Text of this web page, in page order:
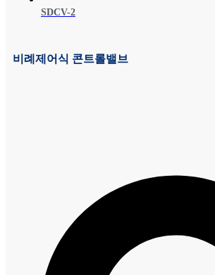
SDCV-2
비례제어식 콘트롤밸브